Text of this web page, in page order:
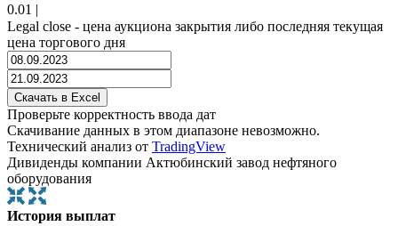
0.01 |
Legal close - цена аукциона закрытия либо последняя текущая
цена торгового дня
Проверьте корректность ввода дат
Скачивание данных в этом диапазоне невозможно.
Технический анализ от TradingView
Дивиденды компании Актюбинский завод нефтяного
оборудования
История выплат